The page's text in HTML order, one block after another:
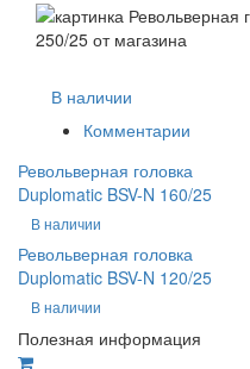
В наличии
Комментарии
Револьверная головка
Duplomatic BSV-N 160/25
В наличии
Револьверная головка
Duplomatic BSV-N 120/25
В наличии
Полезная информация